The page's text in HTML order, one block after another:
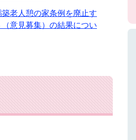
老人憩の家条例を廃止す
意見募集）の結果につい